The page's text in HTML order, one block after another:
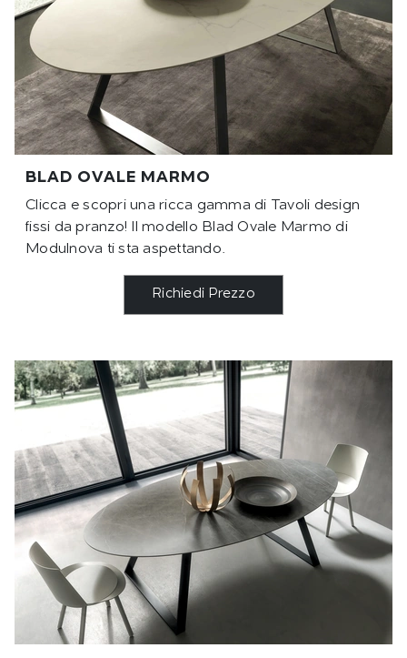
BLAD OVALE MARMO
Clicca e scopri una ricca gamma di Tavoli design
fissi da pranzo! Il modello Blad Ovale Marmo di
Modulnova ti sta aspettando.
Richiedi Prezzo